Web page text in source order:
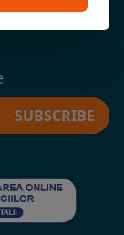
SUBSCRIBE